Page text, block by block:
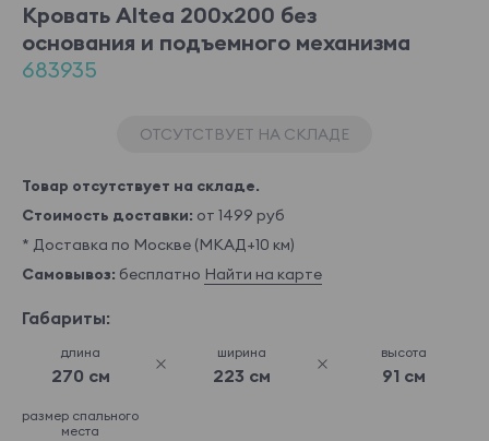
Кровать Altea 200x200 без
основания и подъемного механизма
683935
ОТСУТСТВУЕТ НА СКЛАДЕ
Товар отсутствует на складе.
Стоимость доставки: от 1499 руб
* Доставка по Москве (МКАД+10 км)
Самовывоз: бесплатно Найти на карте
Габариты:
длина
270 см
ширина
223 см
высота
91 см
размер спального
места